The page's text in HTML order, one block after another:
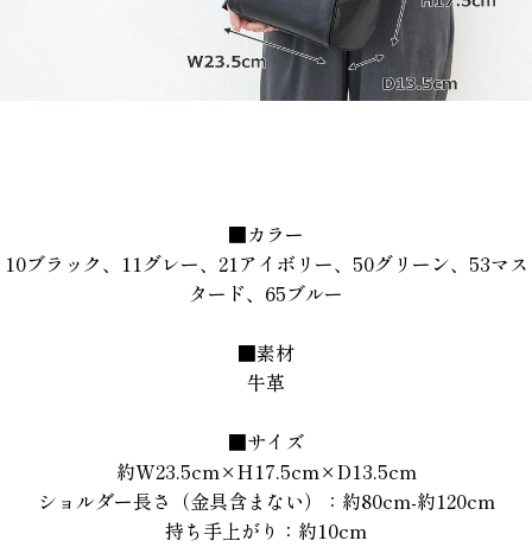
■カラー
10ブラック、11グレー、21アイボリー、50グリーン、53マス
タード、65ブルー
■素材
牛革
■サイズ
約W23.5cm×H17.5cm×D13.5cm
ショルダー長さ（金具含まない）：約80cm-約120cm
持ち手上がり：約10cm